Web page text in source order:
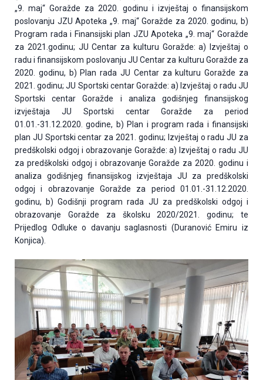
„9. maj“ Goražde za 2020. godinu i izvještaj o finansijskom
poslovanju JZU Apoteka „9. maj“ Goražde za 2020. godinu, b)
Program rada i Finansijski plan JZU Apoteka „9. maj“ Goražde
za 2021.godinu; JU Centar za kulturu Goražde: a) Izvještaj o
radu i finansijskom poslovanju JU Centar za kulturu Goražde za
2020. godinu, b) Plan rada JU Centar za kulturu Goražde za
2021. godinu; JU Sportski centar Goražde: a) Izvještaj o radu JU
Sportski centar Goražde i analiza godišnjeg finansijskog
izvještaja JU Sportski centar Goražde za period
01.01.-31.12.2020. godine, b) Plan i program rada i finansijski
plan JU Sportski centar za 2021. godinu; Izvještaj o radu JU za
predškolski odgoj i obrazovanje Goražde: a) Izvještaj o radu JU
za predškolski odgoj i obrazovanje Goražde za 2020. godinu i
analiza godišnjeg finansijskog izvještaja JU za predškolski
odgoj i obrazovanje Goražde za period 01.01.-31.12.2020.
godinu, b) Godišnji program rada JU za predškolski odgoj i
obrazovanje Goražde za školsku 2020/2021. godinu; te
Prijedlog Odluke o davanju saglasnosti (Duranović Emiru iz
Konjica).